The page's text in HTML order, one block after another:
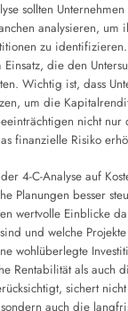
sollten
analysieren, um
zu
Einsatz, die den
Wichtig ist, dass
um die
nicht nur
finanzielle Risiko
4-C-Analyse auf
Planungen besser
wertvolle Einblicke
und welche
wohlüberlegte
Rentabilität als auch
sichert
auch die